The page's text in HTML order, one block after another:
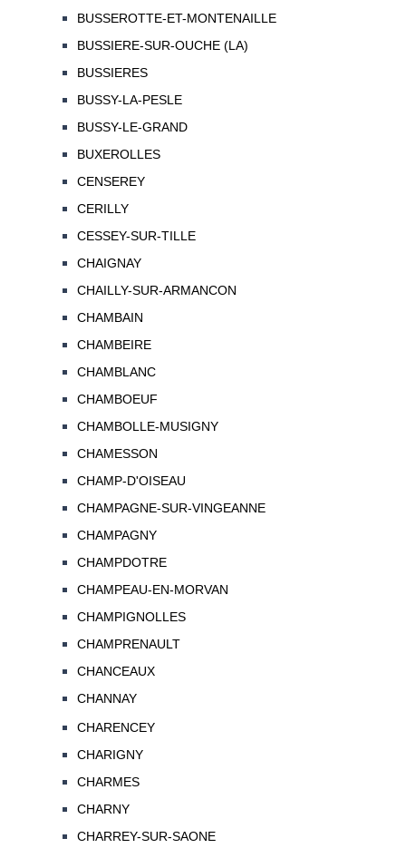
BUSSEROTTE-ET-MONTENAILLE
BUSSIERE-SUR-OUCHE (LA)
BUSSIERES
BUSSY-LA-PESLE
BUSSY-LE-GRAND
BUXEROLLES
CENSEREY
CERILLY
CESSEY-SUR-TILLE
CHAIGNAY
CHAILLY-SUR-ARMANCON
CHAMBAIN
CHAMBEIRE
CHAMBLANC
CHAMBOEUF
CHAMBOLLE-MUSIGNY
CHAMESSON
CHAMP-D'OISEAU
CHAMPAGNE-SUR-VINGEANNE
CHAMPAGNY
CHAMPDOTRE
CHAMPEAU-EN-MORVAN
CHAMPIGNOLLES
CHAMPRENAULT
CHANCEAUX
CHANNAY
CHARENCEY
CHARIGNY
CHARMES
CHARNY
CHARREY-SUR-SAONE